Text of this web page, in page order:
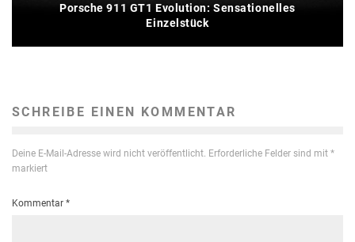
Porsche 911 GT1 Evolution: Sensationelles
Einzelstück
SCHREIBE EINEN KOMMENTAR
Deine E-Mail-Adresse wird nicht veröffentlicht. Erforderliche Felder sind mit *
markiert
Kommentar *